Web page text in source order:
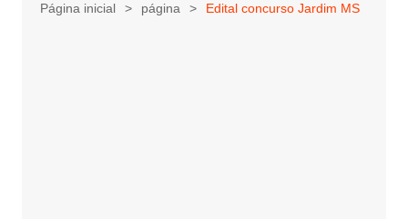
Página inicial página Edital concurso Jardim MS